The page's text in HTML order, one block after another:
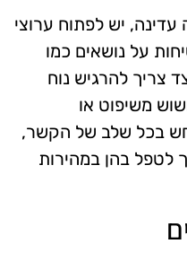
עדינה, יש לפתוח ערוצי
על נושאים כמו
צריך להרגיש נוח
משיפוט או
בכל שלב של הקשר,
לטפל בהן במהירות